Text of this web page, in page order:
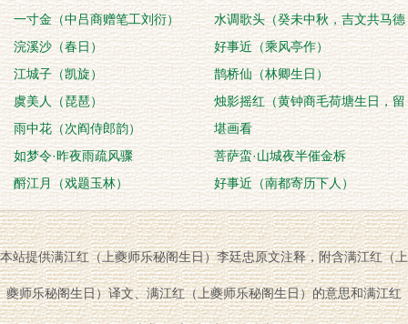
韵）
一寸金（中吕商赠笔工刘衍）
水调歌头（癸未中秋，吉文共马德
昌泛江）
浣溪沙（春日）
好事近（乘风亭作）
江城子（凯旋）
鹊桥仙（林卿生日）
虞美人（琵琶）
烛影摇红（黄钟商毛荷塘生日，留
京不归，赋以寄意
雨中花（次阎侍郎韵）
堪画看
如梦令·昨夜雨疏风骤
菩萨蛮·山城夜半催金柝
酹江月（戏题玉林）
好事近（南都寄历下人）
本站提供满江红（上夔师乐秘阁生日）李廷忠原文注释，附含满江红（上
夔师乐秘阁生日）译文、满江红（上夔师乐秘阁生日）的意思和满江红